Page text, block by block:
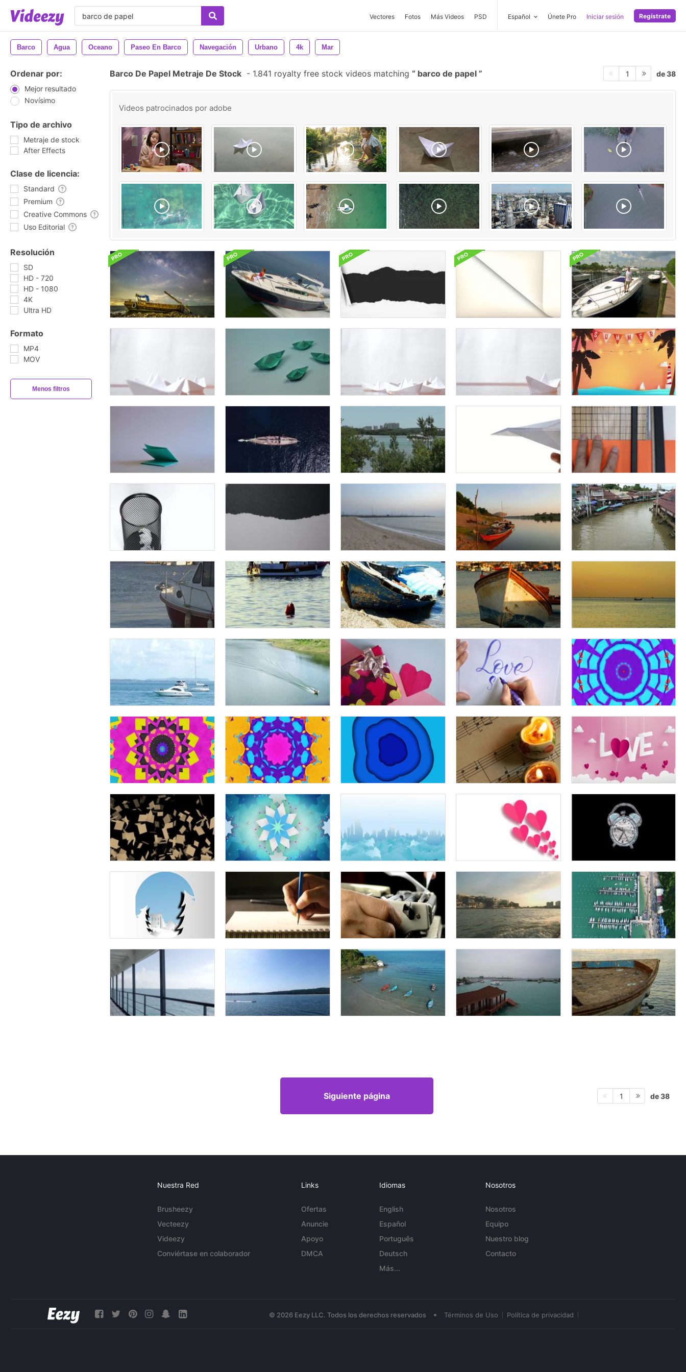
Vectores Fotos Más Videos PSD Español Únete Pro Iniciar sesión Regístrate
Barco Agua Oceano Paseo En Barco Navegación Urbano 4k Mar
Ordenar por:
Mejor resultado
Novísimo
Tipo de archivo
Metraje de stock
After Effects
Clase de licencia:
Standard
Premium
Creative Commons
Uso Editorial
Resolución
SD
HD - 720
HD - 1080
4K
Ultra HD
Formato
MP4
MOV
Menos filtros
Barco De Papel Metraje De Stock - 1.841 royalty free stock videos matching barco de papel 1 de 38
Videos patrocinados por adobe
Siguiente página 1 de 38
Nuestra Red
Brusheezy
Vecteezy
Videezy
Conviértase en colaborador
Links
Ofertas
Anuncie
Apoyo
DMCA
Idiomas
English
Español
Português
Deutsch
Más...
Nosotros
Nosotros
Equipo
Nuestro blog
Contacto
© 2026 Eezy LLC. Todos los derechos reservados • Términos de Uso Política de privacidad